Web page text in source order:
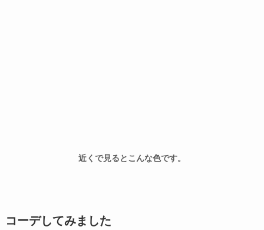
近くで見るとこんな色です。
コーデしてみました